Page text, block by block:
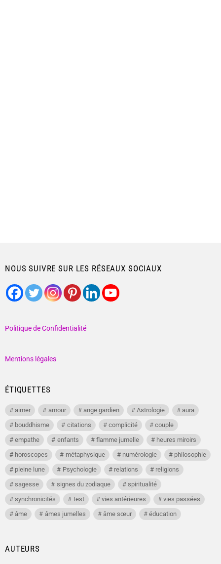
NOUS SUIVRE SUR LES RÉSEAUX SOCIAUX
Politique de Confidentialité
Mentions légales
ÉTIQUETTES
aimer amour ange gardien Astrologie
aura
bouddhisme
citations complicité
couple
empathe
enfants flamme jumelle
heures miroirs
horoscopes
métaphysique numérologie
philosophie
pleine lune
Psychologie relations
religions
sagesse
signes du zodiaque
spiritualité
synchronicités
test vies antérieures
vies passées
âme
âmes jumelles âme sœur éducation
AUTEURS